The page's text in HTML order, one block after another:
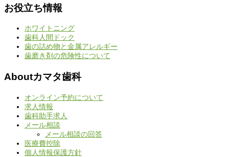
お役立ち情報
ホワイトニング
歯科人間ドック
歯の詰め物と金属アレルギー
歯磨き剤の危険性について
Aboutカマタ歯科
オンライン予約について
求人情報
歯科助手求人
メール相談
メール相談の回答
医療費控除
個人情報保護方針